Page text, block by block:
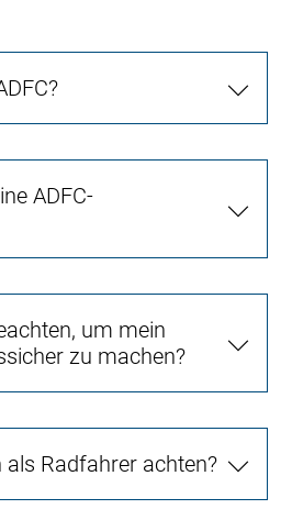
ADFC-
um mein
zu machen?
Radfahrer achten?